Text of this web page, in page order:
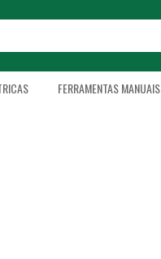
FERRAMENTAS MANUAIS